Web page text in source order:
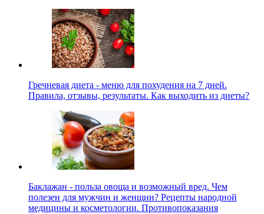
Гречневая диета - меню для похудения на 7 дней.
Правила, отзывы, результаты. Как выходить из диеты?
Баклажан - польза овоща и возможный вред. Чем
полезен для мужчин и женщин? Рецепты народной
медицины и косметологии. Противопоказания